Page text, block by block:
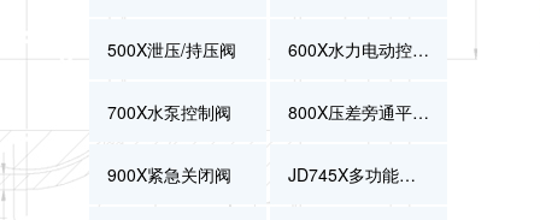
500X泄压/持压阀 600X水力电动控制阀
700X水泵控制阀 800X压差旁通平衡阀
900X紧急关闭阀 JD745X多功能水泵控制阀